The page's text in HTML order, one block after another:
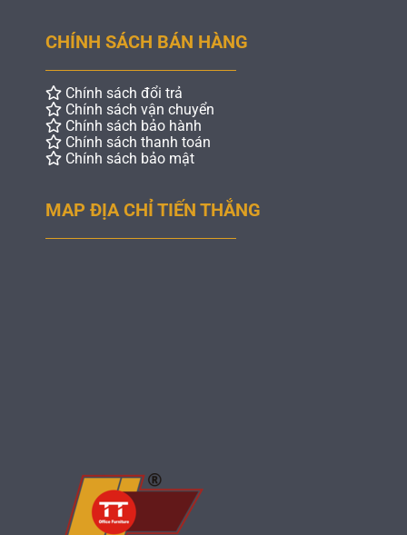
CHÍNH SÁCH BÁN HÀNG
Chính sách đổi trả
Chính sách vận chuyển
Chính sách bảo hành
Chính sách thanh toán
Chính sách bảo mật
MAP ĐỊA CHỈ TIẾN THẮNG